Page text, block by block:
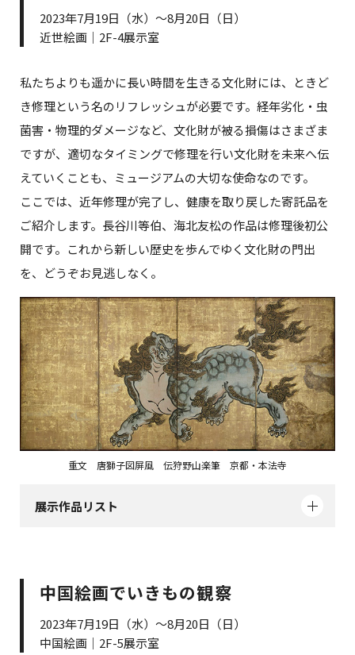
2023年7月19日（水）～8月20日（日）
近世絵画｜2F-4展示室
私たちよりも遥かに長い時間を生きる文化財には、ときど
き修理という名のリフレッシュが必要です。経年劣化・虫
菌害・物理的ダメージなど、文化財が被る損傷はさまざま
ですが、適切なタイミングで修理を行い文化財を未来へ伝
えていくことも、ミュージアムの大切な使命なのです。
ここでは、近年修理が完了し、健康を取り戻した寄託品を
ご紹介します。長谷川等伯、海北友松の作品は修理後初公
開です。これから新しい歴史を歩んでゆく文化財の門出
を、どうぞお見逃しなく。
重文 唐獅子図屏風 伝狩野山楽筆 京都・本法寺
展示作品リスト
中国絵画でいきもの観察
2023年7月19日（水）～8月20日（日）
中国絵画｜2F-5展示室